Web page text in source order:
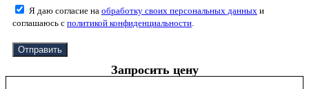
Я даю согласие на обработку своих персональных данных и
соглашаюсь с политикой конфиденциальности
Отправить
Запросить цену